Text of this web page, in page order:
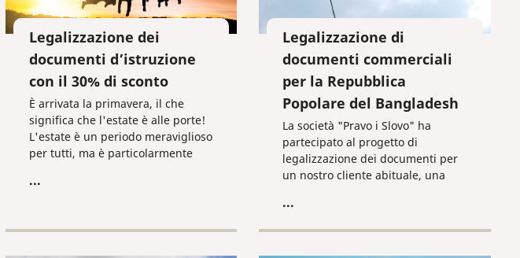
Legalizzazione dei
documenti d’istruzione
con il 30% di sconto
È arrivata la primavera, il che
significa che l'estate è alle porte!
L'estate è un periodo meraviglioso
per tutti, ma è particolarmente
studenti. Superare gli esami.
percorso di studi!
...
Legalizzazione di
documenti commerciali
per la Repubblica
Popolare del Bangladesh
La società "Pravo i Slovo" ha
partecipato al progetto di
legalizzazione dei documenti per
un nostro cliente abituale, una
giuridiche internazionali che
...